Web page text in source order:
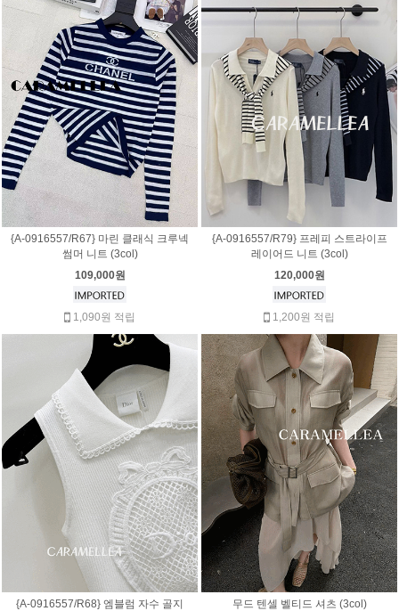
{A-0916557/R67} 마린 클래식 크루넥
썸머 니트 (3col)
109,000원
1,090원 적립
{A-0916557/R79} 프레피 스트라이프
레이어드 니트 (3col)
120,000원
1,200원 적립
{A-0916557/R68} 엠블럼 자수 골지
무드 텐셀 벨티드 셔츠 (3col)